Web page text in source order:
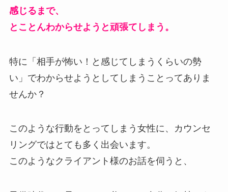
感じるまで、
とことんわからせようと頑張てしまう。
特に「相手が怖い！と感じてしまうくらいの勢
い」でわからせようとしてしまうことってありま
せんか？
このような行動をとってしまう女性に、カウンセ
リングではとても多く出会います。
このようなクライアント様のお話を伺うと、